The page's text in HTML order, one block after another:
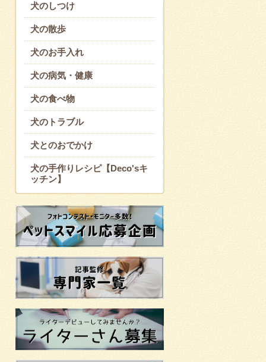
犬のしつけ
犬の散歩
犬のお手入れ
犬の病気・健康
犬の食べ物
犬のトラブル
犬とのおでかけ
犬の手作りレシピ【Deco'sキ
ッチン】